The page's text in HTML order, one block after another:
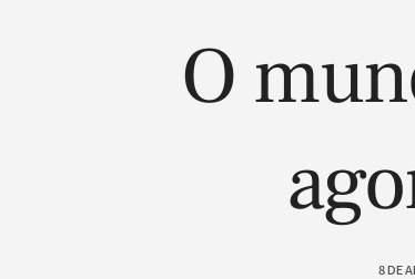
O
8 DE